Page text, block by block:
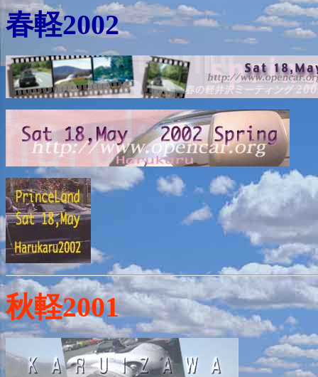
春軽2002
秋軽2001